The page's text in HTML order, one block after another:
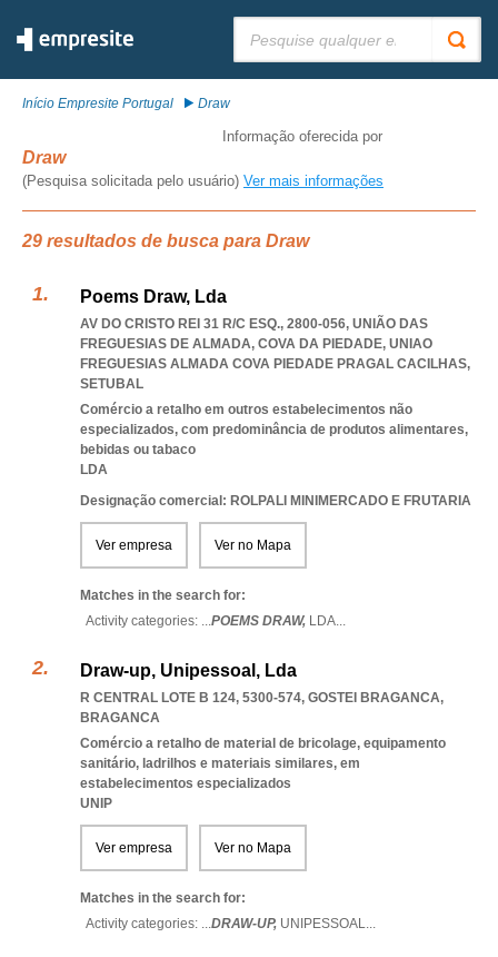
Início Empresite Portugal Draw
Informação oferecida por
Draw
(Pesquisa solicitada pelo usuário) Ver mais informações
29 resultados de busca para Draw
Poems Draw, Lda
AV DO CRISTO REI 31 R/C ESQ., 2800-056, UNIÃO DAS
FREGUESIAS DE ALMADA, COVA DA PIEDADE, UNIAO
FREGUESIAS ALMADA COVA PIEDADE PRAGAL CACILHAS,
SETUBAL
Comércio a retalho em outros estabelecimentos não
especializados, com predominância de produtos alimentares,
bebidas ou tabaco
LDA
Designação comercial: ROLPALI MINIMERCADO E FRUTARIA
Ver empresa Ver no Mapa
Matches in the search for:
Activity categories: ...POEMS DRAW, LDA...
Draw-up, Unipessoal, Lda
R CENTRAL LOTE B 124, 5300-574, GOSTEI BRAGANCA,
BRAGANCA
Comércio a retalho de material de bricolage, equipamento
sanitário, ladrilhos e materiais similares, em
estabelecimentos especializados
UNIP
Ver empresa Ver no Mapa
Matches in the search for:
Activity categories: ...DRAW-UP, UNIPESSOAL...